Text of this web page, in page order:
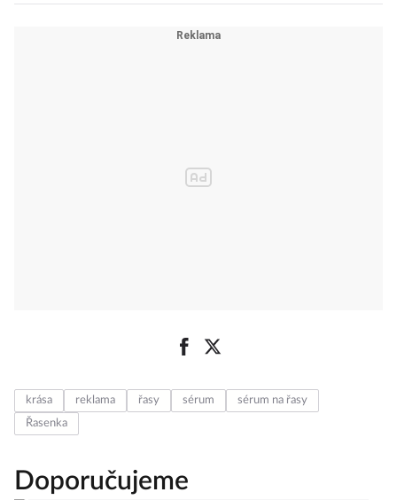
krása reklama řasy sérum
sérum na řasy
Řasenka
Doporučujeme